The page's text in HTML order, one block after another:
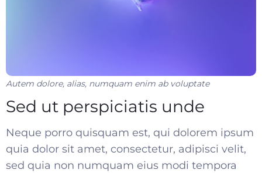
Autem dolore, alias, numquam enim ab voluptate
Sed ut perspiciatis unde
Neque porro quisquam est, qui dolorem ipsum
quia dolor sit amet, consectetur, adipisci velit,
sed quia non numquam eius modi tempora